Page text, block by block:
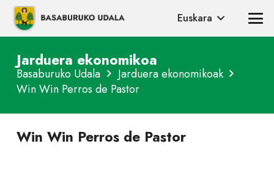
Euskara
Jarduera ekonomikoa
Basaburuko Udala
Jarduera ekonomikoak
Win Win Perros de Pastor
Win Win Perros de Pastor